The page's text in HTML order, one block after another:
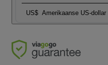
US$ Amerikaanse US-dollar